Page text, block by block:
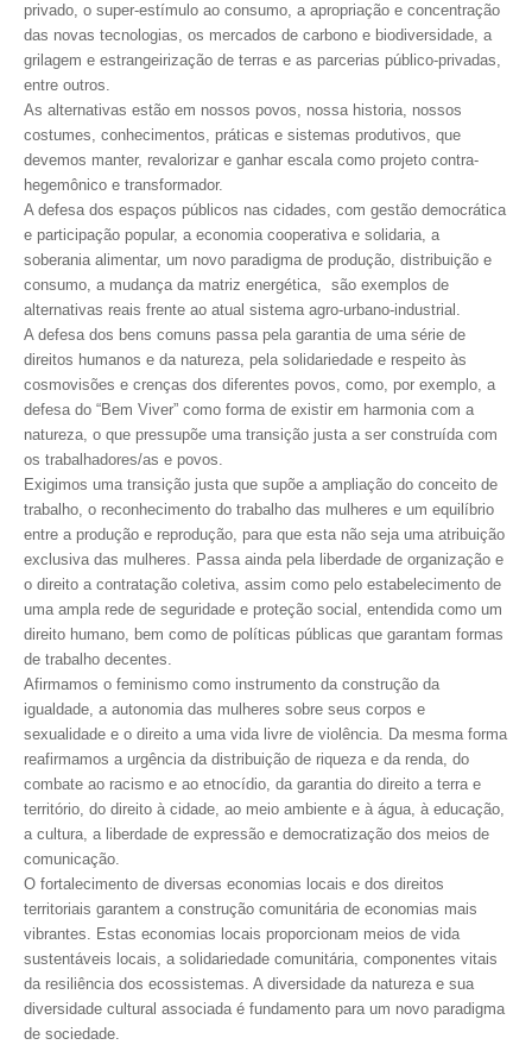
CONTATO
CURSOS
ENGENHEIRO EMPREENDEDOR
SEESP EDUCAÇÃO
PLATAFORMAS GRATUITAS
SEESPPREV
CONSÓRCIOS
CAMPANHAS SALARIAIS
COMUNICAÇÃO
PALAVRA DO MURILO
NOTÍCIAS
CONTEÚDO ESPECIAL
JORNAL DO ENGENHEIRO
AGENDA
SEESP NOTÍCIAS
NOTÍCIAS NO WHATSAPP
FOTOS
privado, o super-estímulo ao consumo, a apropriação e concentração
das novas tecnologias, os mercados de carbono e biodiversidade, a
grilagem e estrangeirização de terras e as parcerias público-privadas,
entre outros.
As alternativas estão em nossos povos, nossa historia, nossos
costumes, conhecimentos, práticas e sistemas produtivos, que
devemos manter, revalorizar e ganhar escala como projeto contra-
hegemônico e transformador.
A defesa dos espaços públicos nas cidades, com gestão democrática
e participação popular, a economia cooperativa e solidaria, a
soberania alimentar, um novo paradigma de produção, distribuição e
consumo, a mudança da matriz energética, são exemplos de
alternativas reais frente ao atual sistema agro-urbano-industrial.
A defesa dos bens comuns passa pela garantia de uma série de
direitos humanos e da natureza, pela solidariedade e respeito às
cosmovisões e crenças dos diferentes povos, como, por exemplo, a
defesa do “Bem Viver” como forma de existir em harmonia com a
natureza, o que pressupõe uma transição justa a ser construída com
os trabalhadores/as e povos.
Exigimos uma transição justa que supõe a ampliação do conceito de
trabalho, o reconhecimento do trabalho das mulheres e um equilíbrio
entre a produção e reprodução, para que esta não seja uma atribuição
exclusiva das mulheres. Passa ainda pela liberdade de organização e
o direito a contratação coletiva, assim como pelo estabelecimento de
uma ampla rede de seguridade e proteção social, entendida como um
direito humano, bem como de políticas públicas que garantam formas
de trabalho decentes.
Afirmamos o feminismo como instrumento da construção da
igualdade, a autonomia das mulheres sobre seus corpos e
sexualidade e o direito a uma vida livre de violência. Da mesma forma
reafirmamos a urgência da distribuição de riqueza e da renda, do
combate ao racismo e ao etnocídio, da garantia do direito a terra e
território, do direito à cidade, ao meio ambiente e à água, à educação,
a cultura, a liberdade de expressão e democratização dos meios de
comunicação.
O fortalecimento de diversas economias locais e dos direitos
territoriais garantem a construção comunitária de economias mais
vibrantes. Estas economias locais proporcionam meios de vida
sustentáveis locais, a solidariedade comunitária, componentes vitais
da resiliência dos ecossistemas. A diversidade da natureza e sua
diversidade cultural associada é fundamento para um novo paradigma
de sociedade.